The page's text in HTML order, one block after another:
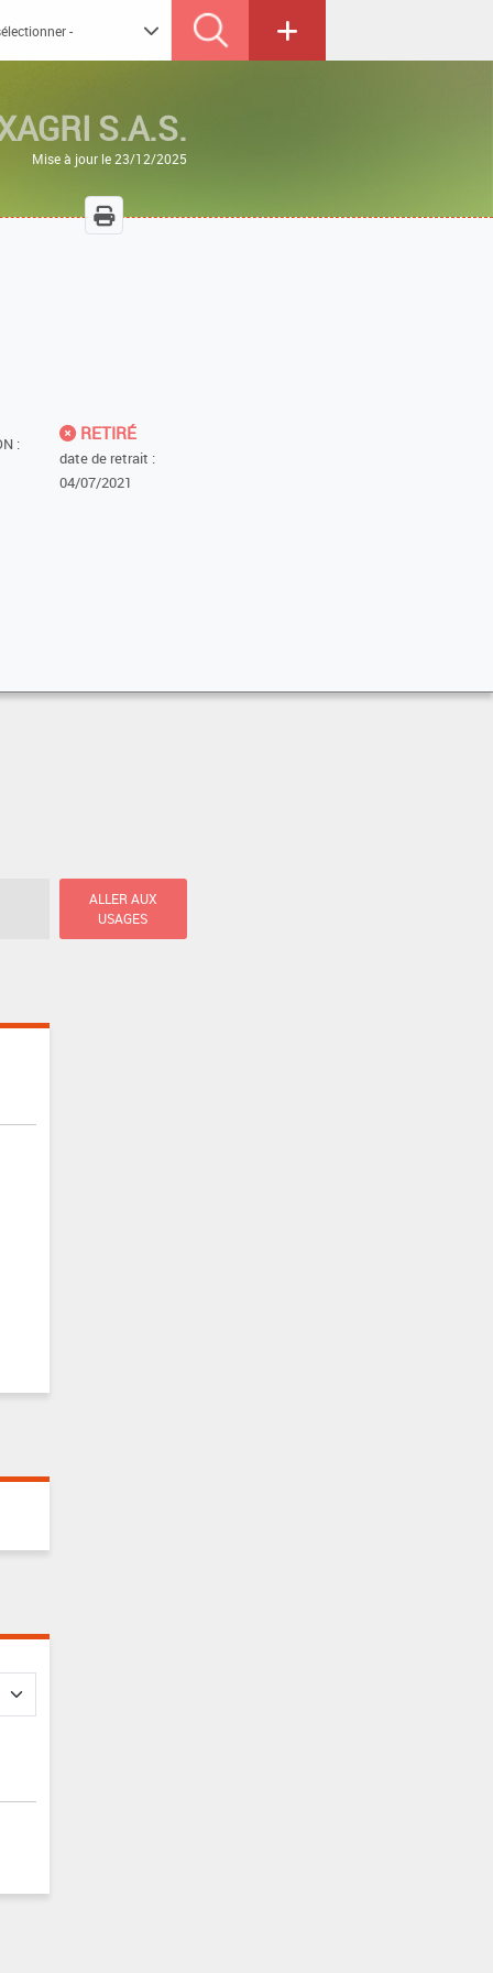
S.A.S.
Mise à jour le 23/12/2025
:
RETIRÉ
date de retrait :
04/07/2021
ALLER AUX
USAGES